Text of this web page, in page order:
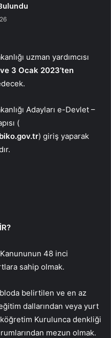
uzman yardımcısı
3 Ocak 2023’ten
Adayları e-Devlet –
(
) giriş yaparak
48 inci
sahip olmak.
belirtilen ve en az
dallarından veya yurt
Kurulunca denkliği
mezun olmak.